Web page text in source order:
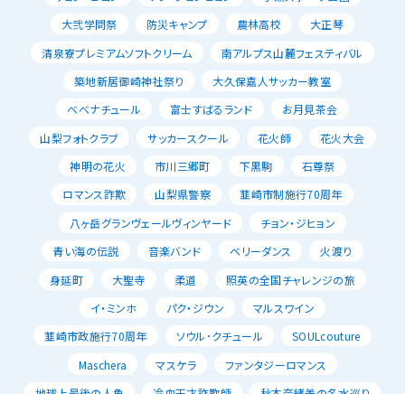
大弐学問祭
防災キャンプ 農林高校
大正琴
清泉寮プレミアムソフトクリーム
南アルプス山麓フェスティバル
築地新居御崎神社祭り
大久保嘉人サッカー教室
べべナチュール
富士すばるランド
お月見茶会
山梨フォトクラブ
サッカースクール 花火師
花火大会
神明の花火
市川三郷町 下黒駒
石尊祭
ロマンス詐欺
山梨県警察
韮崎市制施行70周年
八ヶ岳グランヴェールヴィンヤード
チョン・ジヒョン
青い海の伝説
音楽バンド ベリーダンス
火渡り
身延町
大聖寺 柔道
照英の全国チャレンジの旅
イ・ミンホ
パク・ジウン
マルスワイン
韮崎市政施行70周年
ソウル･クチュール
SOULcouture
Maschera
マスケラ
ファンタジーロマンス